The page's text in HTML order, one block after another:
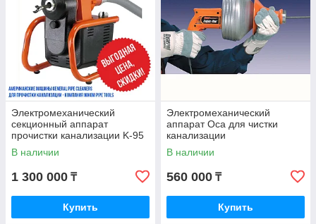
Электромеханический
секционный аппарат
прочистки канализации K-95
(Крот-95)
В наличии
1 300 000 ₸
Купить
Электромеханический
аппарат Оса для чистки
канализации
В наличии
560 000 ₸
Купить